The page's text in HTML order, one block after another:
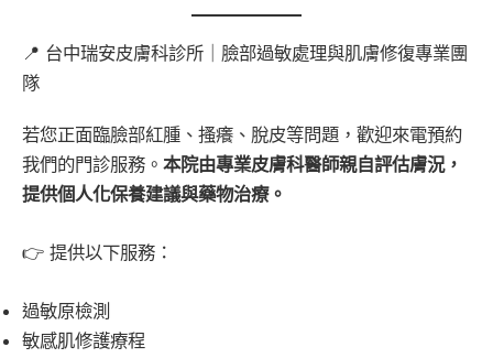
📍 台中瑞安皮膚科診所｜臉部過敏處理與肌膚修復專業團
隊
若您正面臨臉部紅腫、搔癢、脫皮等問題，歡迎來電預約
我們的門診服務。 本院由專業皮膚科醫師親自評估膚況，
提供個人化保養建議與藥物治療。
👉 提供以下服務：
過敏原檢測
敏感肌修護療程